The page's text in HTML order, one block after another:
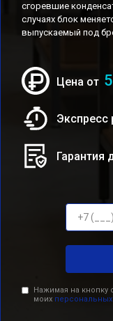
сгоревшие
случаях блок
выпускаемый под
Цена от
Экспресс
Гарантия
Нажимая на кнопку
моих